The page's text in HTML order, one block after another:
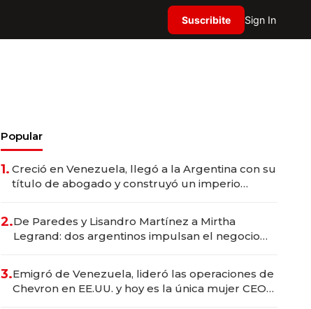
Suscribite Sign In
Popular
1. Creció en Venezuela, llegó a la Argentina con su
título de abogado y construyó un imperio
2.De Paredes y Lisandro Martínez a Mirtha
Legrand: dos argentinos impulsan el negocio
3.Emigró de Venezuela, lideró las operaciones de
Chevron en EE.UU. y hoy es la única mujer CEO